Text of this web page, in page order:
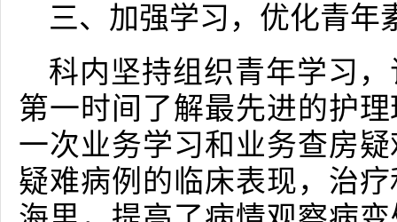
三、加强学习，优化青年
科内坚持组织青年学习
第一时间了解最先进的护
一次业务学习和业务查房
疑难病例的临床表现，治